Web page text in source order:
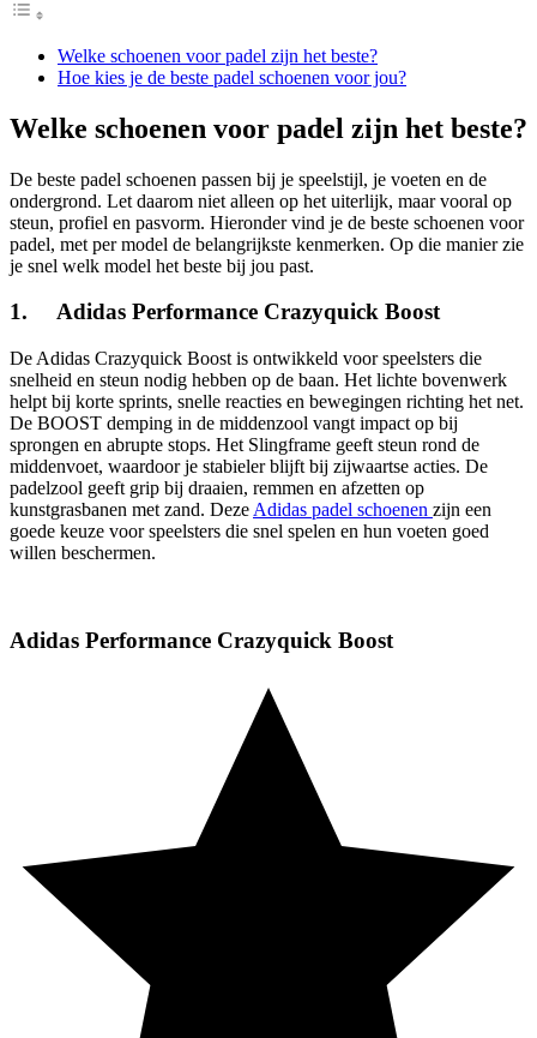
Welke schoenen voor padel zijn het beste?
Hoe kies je de beste padel schoenen voor jou?
Welke schoenen voor padel zijn het beste?
De beste padel schoenen passen bij je speelstijl, je voeten en de
ondergrond. Let daarom niet alleen op het uiterlijk, maar vooral op
steun, profiel en pasvorm. Hieronder vind je de beste schoenen voor
padel, met per model de belangrijkste kenmerken. Op die manier zie
je snel welk model het beste bij jou past.
1. Adidas Performance Crazyquick Boost
De Adidas Crazyquick Boost is ontwikkeld voor speelsters die
snelheid en steun nodig hebben op de baan. Het lichte bovenwerk
helpt bij korte sprints, snelle reacties en bewegingen richting het net.
De BOOST demping in de middenzool vangt impact op bij
sprongen en abrupte stops. Het Slingframe geeft steun rond de
middenvoet, waardoor je stabieler blijft bij zijwaartse acties. De
padelzool geeft grip bij draaien, remmen en afzetten op
kunstgrasbanen met zand. Deze Adidas padel schoenen zijn een
goede keuze voor speelsters die snel spelen en hun voeten goed
willen beschermen.
Adidas Performance Crazyquick Boost